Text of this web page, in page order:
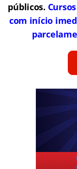
públicos.
com início